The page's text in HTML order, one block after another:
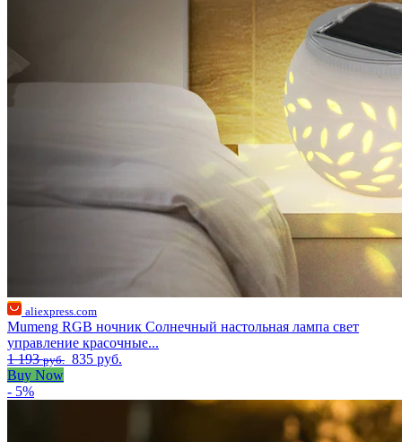
aliexpress.com
Mumeng RGB ночник Солнечный настольная лампа свет
управление красочные...
1 193руб. 835 руб.
Buy Now
- 5%